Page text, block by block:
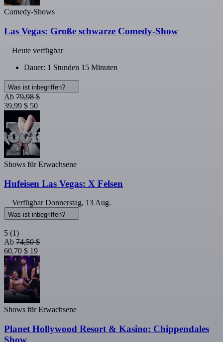
Comedy-Shows
Las Vegas: Große schwarze Comedy-Show
Heute verfügbar
Dauer: 1 Stunden 15 Minuten
Was ist inbegriffen?
Ab 79,98 $
39,99 $ 50
Shows für Erwachsene
Hufeisen Las Vegas: X Felsen
VerfügbarDonnerstag, 13 Aug.
Was ist inbegriffen?
5 (1)
Ab 74,50 $
60,70 $ 19
Shows für Erwachsene
Planet Hollywood Resort & Kasino: Chippendales
Show